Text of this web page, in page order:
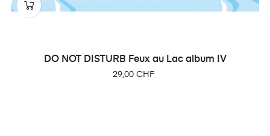
DO NOT DISTURB Feux au Lac album IV
Prix
29,00 CHF